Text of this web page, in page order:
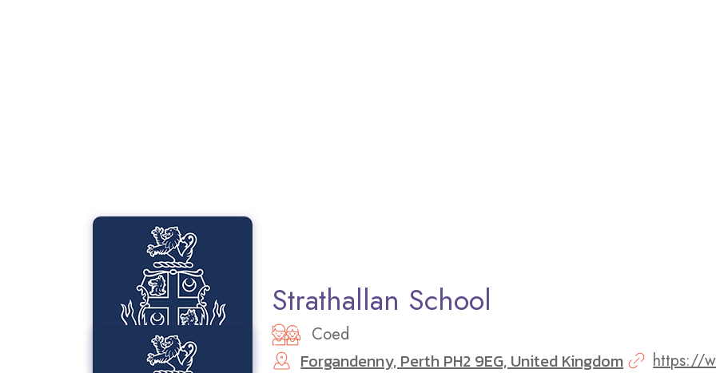
Strathallan School
Coed
Forgandenny, Perth PH2 9EG, United Kingdom https://